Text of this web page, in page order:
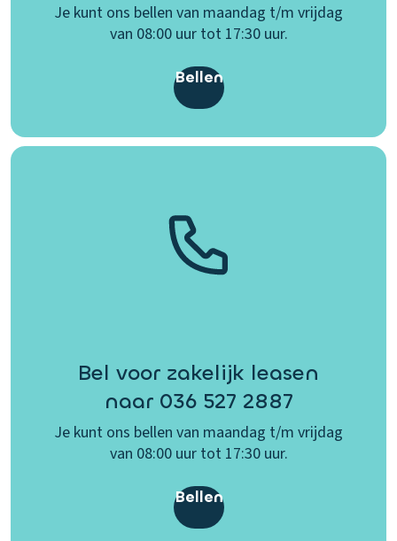
Je kunt ons bellen van maandag t/m vrijdag
van 08:00 uur tot 17:30 uur.
Bellen
Bel voor zakelijk leasen
naar 036 527 2887
Je kunt ons bellen van maandag t/m vrijdag
van 08:00 uur tot 17:30 uur.
Bellen